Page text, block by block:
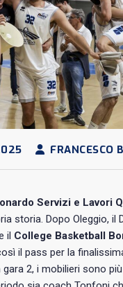
FRANCESCO
Servizi e Lavori
storia. Dopo Oleggio, il
il College Basketball
il pass per la
gara 2, i mobilieri sono